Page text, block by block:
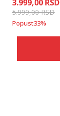
3.999,00 RSD
5.999,00RSD
Popust33%